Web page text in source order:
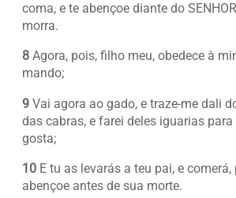
coma, e te abençoe diante do
morra.
8 Agora, pois, filho meu, obedece à
mando;
9 Vai agora ao gado, e traze-me dali
das cabras, e farei deles iguarias
gosta;
10 E tu as levarás a teu pai, e comerá,
abençoe antes de sua morte.